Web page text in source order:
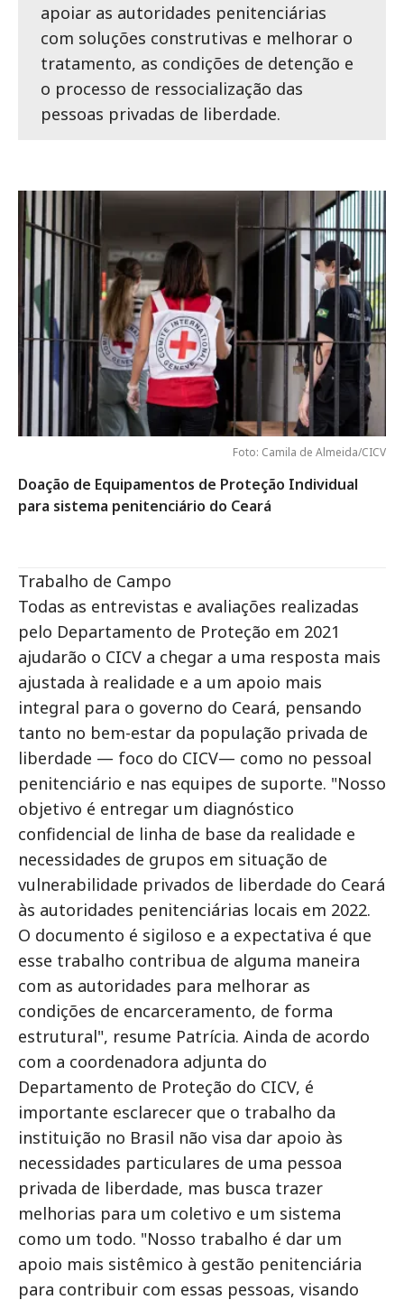
apoiar as autoridades penitenciárias
com soluções construtivas e melhorar o
tratamento, as condições de detenção e
o processo de ressocialização das
pessoas privadas de liberdade.
Foto: Camila de Almeida/CICV
Doação de Equipamentos de Proteção Individual
para sistema penitenciário do Ceará
Trabalho de Campo
Todas as entrevistas e avaliações realizadas
pelo Departamento de Proteção em 2021
ajudarão o CICV a chegar a uma resposta mais
ajustada à realidade e a um apoio mais
integral para o governo do Ceará, pensando
tanto no bem-estar da população privada de
liberdade — foco do CICV— como no pessoal
penitenciário e nas equipes de suporte. "Nosso
objetivo é entregar um diagnóstico
confidencial de linha de base da realidade e
necessidades de grupos em situação de
vulnerabilidade privados de liberdade do Ceará
às autoridades penitenciárias locais em 2022.
O documento é sigiloso e a expectativa é que
esse trabalho contribua de alguma maneira
com as autoridades para melhorar as
condições de encarceramento, de forma
estrutural", resume Patrícia. Ainda de acordo
com a coordenadora adjunta do
Departamento de Proteção do CICV, é
importante esclarecer que o trabalho da
instituição no Brasil não visa dar apoio às
necessidades particulares de uma pessoa
privada de liberdade, mas busca trazer
melhorias para um coletivo e um sistema
como um todo. "Nosso trabalho é dar um
apoio mais sistêmico à gestão penitenciária
para contribuir com essas pessoas, visando